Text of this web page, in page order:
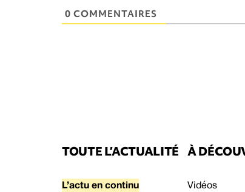
0 COMMENTAIRES
TOUTE L’ACTUALITÉ
L’actu en continu
À
Vidéos